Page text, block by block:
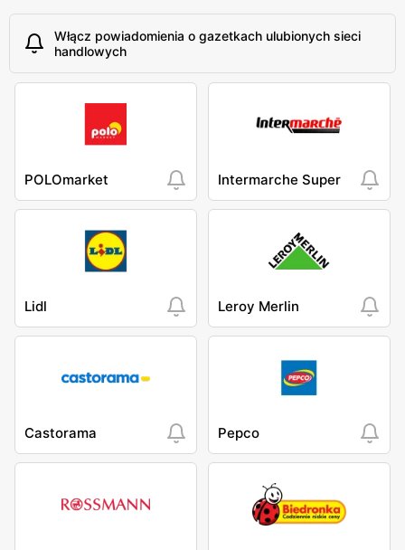
Włącz powiadomienia o gazetkach ulubionych sieci
handlowych
POLOmarket Intermarche Super
Lidl Leroy Merlin
Castorama Pepco